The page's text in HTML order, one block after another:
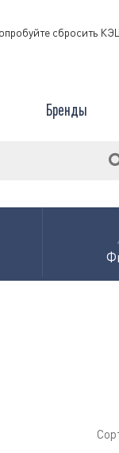
сбросить
Бренды